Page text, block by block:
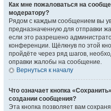
Как мне пожаловаться на
модератору?
Рядом с каждым сообщением вы
предназначенную для отправки
если это разрешено
конференции. Щёлкнув по этой
пройдёте через ряд шагов,
оправки жалобы на сообщение.
Вернуться к началу
Что означает кнопка
создании сообщения?
Эта кнопка позволяет вам